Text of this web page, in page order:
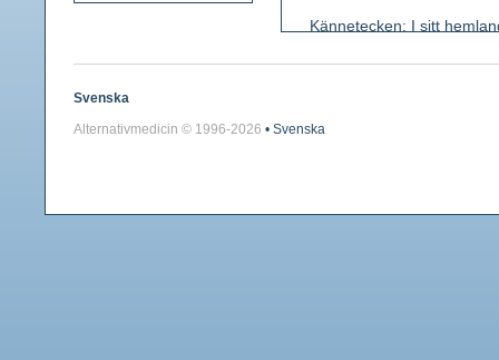
Kännetecken: I sitt
ganska små, mycket rika
Svenska
Alternativmedicin © 1996-2026 • Svenska